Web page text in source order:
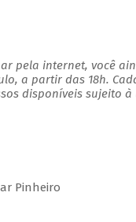
pela internet, você
a partir das 18h.
disponíveis sujeito
Pinheiro